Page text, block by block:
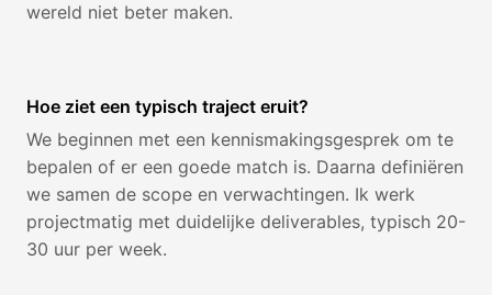
wereld niet beter maken.
Hoe ziet een typisch traject eruit?
We beginnen met een kennismakingsgesprek om te
bepalen of er een goede match is. Daarna definiëren
we samen de scope en verwachtingen. Ik werk
projectmatig met duidelijke deliverables, typisch 20-
30 uur per week.